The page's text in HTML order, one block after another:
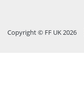
Copyright © FF UK 2026